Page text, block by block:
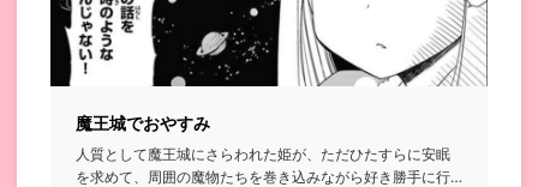
魔王城でおやすみ
人質として魔王城にさらわれた姫が、ただひたすらに安眠
を求めて、周囲の魔物たちを巻き込みながら好き勝手に行